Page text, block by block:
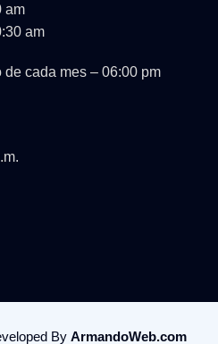
am
am
cada mes – 06:00 pm
By ArmandoWeb.com